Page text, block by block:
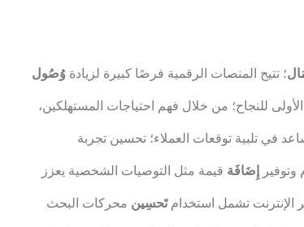
؛ تتيح المنصات الرقمية فرصًا كبيرة لزيادة وُصُول
للنجاح؛ من خلال فهم احتياجات المستهلكين،
في تلبية توقعات العملاء؛ تحسين تجربة
وتوفيرإِضَافَة قيمة مثل التوصيات الشخصية يعزز
الإنترنت تشمل استخدامتَحسِين محركات البحث (SEO) والحملات